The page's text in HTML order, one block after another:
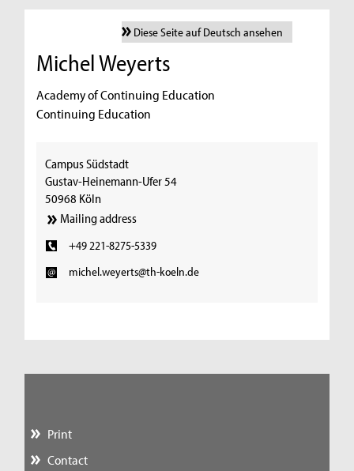
Diese Seite auf Deutsch ansehen
Michel Weyerts
Academy of Continuing Education
Continuing Education
Campus Südstadt
Gustav-Heinemann-Ufer 54
50968 Köln
Mailing address
+49 221-8275-5339
michel.weyerts@th-koeln.de
Print
Contact